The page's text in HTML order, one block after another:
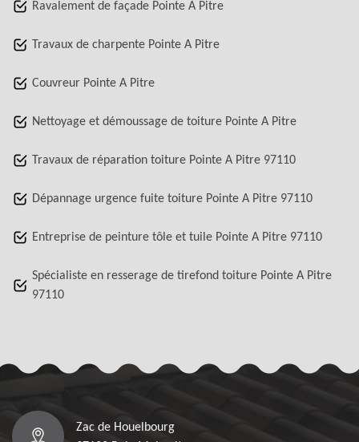
Ravalement de façade Pointe A Pitre
Travaux de charpente Pointe A Pitre
Couvreur Pointe A Pitre
Nettoyage et démoussage de toiture Pointe A Pitre
Travaux de réparation toiture Pointe A Pitre 97110
Dépannage urgence fuite toiture Pointe A Pitre 97110
Entreprise de peinture tôle et tuile Pointe A Pitre 97110
Spécialiste en resserage de tirefond toiture Pointe A Pitre
97110
Zac de Houelbourg